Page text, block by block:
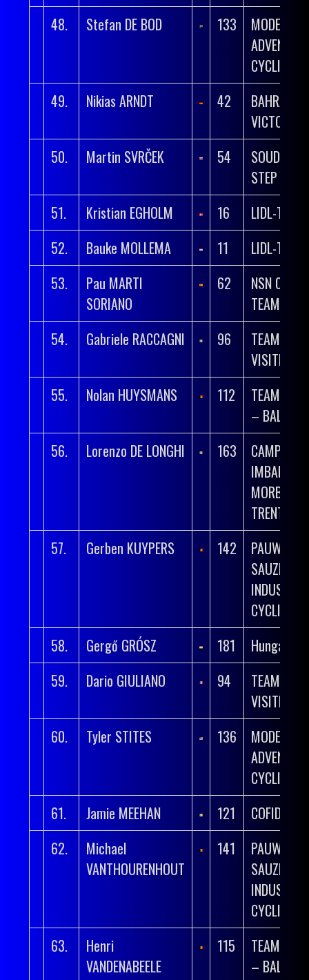
48.
Stefan DE BOD 133
MODERN
CYCLING
49.
Nikias ARNDT 42
BAHRAIN
50.
Martin SVRČEK 54
SOUDAL
STEP
51.
Kristian EGHOLM 16
LIDL-TREK
52.
Bauke MOLLEMA 11
LIDL-TREK
53.
Pau MARTI
SORIANO
62
NSN
TEAM
54.
Gabriele RACCAGNI 96
TEAM
55.
Nolan HUYSMANS 112
TEAM
– BALOISE
56.
Lorenzo DE LONGHI 163
CAMPANA
TRENTINO
57.
Gerben KUYPERS 142
PAUWELS
SAUZEN –
CYCLING
58.
Gergő GRÓSZ 181
Hungary
59.
Dario GIULIANO 94
TEAM
60.
Tyler STITES 136
MODERN
CYCLING
61.
Jamie MEEHAN 121
COFIDIS
62.
Michael
VANTHOURENHOUT
141
PAUWELS
SAUZEN –
CYCLING
63.
Henri
VANDENABEELE
115
TEAM
– BALOISE